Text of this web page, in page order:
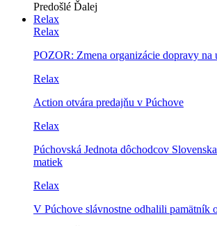
Predošlé Ďalej
Relax
Relax
POZOR: Zmena organizácie dopravy
Relax
Action otvára predajňu v Púchove
Relax
Púchovská Jednota dôchodcov
matiek
Relax
V Púchove slávnostne odhalili pamätník